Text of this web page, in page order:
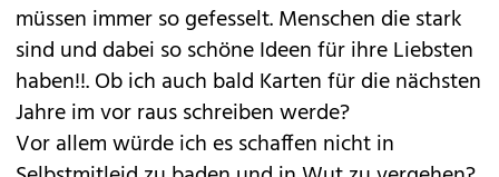
müssen immer so gefesselt. Menschen die stark
sind und dabei so schöne Ideen für ihre Liebsten
haben!!. Ob ich auch bald Karten für die nächsten
Jahre im vor raus schreiben werde?
Vor allem würde ich es schaffen nicht in